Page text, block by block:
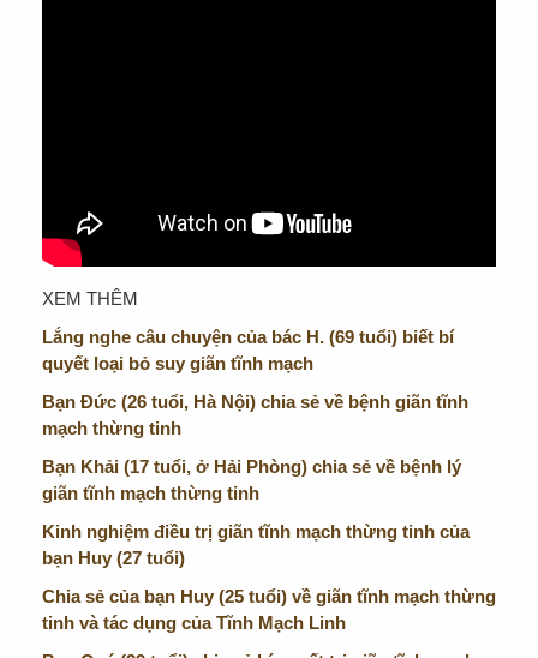
XEM THÊM
Lắng nghe câu chuyện của bác H. (69 tuổi) biết bí
quyết loại bỏ suy giãn tĩnh mạch
Bạn Đức (26 tuổi, Hà Nội) chia sẻ về bệnh giãn tĩnh
mạch thừng tinh
Bạn Khải (17 tuổi, ở Hải Phòng) chia sẻ về bệnh lý
giãn tĩnh mạch thừng tinh
Kinh nghiệm điều trị giãn tĩnh mạch thừng tinh của
bạn Huy (27 tuổi)
Chia sẻ của bạn Huy (25 tuổi) về giãn tĩnh mạch thừng
tinh và tác dụng của Tĩnh Mạch Linh